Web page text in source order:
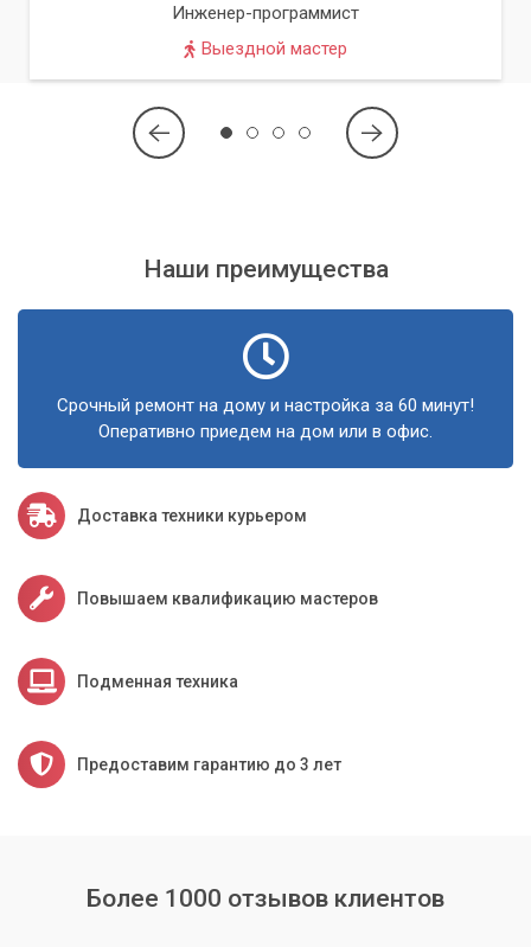
Инженер-программист
Выездной мастер
Наши преимущества
Срочный ремонт на дому и настройка за 60 минут!
Оперативно приедем на дом или в офис.
Доставка техники курьером
Повышаем квалификацию мастеров
Подменная техника
Предоставим гарантию до 3 лет
Более 1000 отзывов клиентов